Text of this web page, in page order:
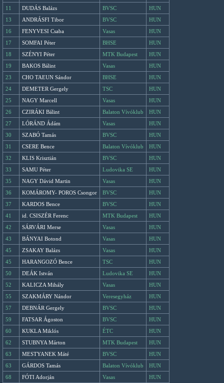
11
DUDÁS Balázs BVSC
HUN
13
ANDRÁSFI Tibor BVSC
HUN
16
FENYVESI Csaba Vasas
HUN
17
SOMFAI Péter BHSE
HUN
18
SZÉNYI Péter MTK Budapest
HUN
19
BAKOS Bálint Vasas
HUN
23
CHO TAEUN Sándor BHSE
HUN
24
DEMETER Gergely TSC
HUN
25
NAGY Marcell Vasas
HUN
26
CZIRÁKI Bálint Balaton Vívóklub
HUN
27
LÓRÁND Ádám Vasas
HUN
30
SZABÓ Tamás BVSC
HUN
31
CSERE Bence Balaton Vívóklub
HUN
32
KLIS Krisztián BVSC
HUN
33
SAMU Péter Ludovika SE
HUN
35
NAGY Dávid Martin Vasas
HUN
36
KOMÁROMY- POROS Csongor BVSC
HUN
37
KARDOS Bence BVSC
HUN
41
id. CSISZÉR Ferenc MTK Budapest
HUN
42
SÁRVÁRI Merse Vasas
HUN
43
BÁNYAI Botond Vasas
HUN
45
ZSAKAY Balázs Vasas
HUN
45
HARANGOZÓ Bence TSC
HUN
50
DEÁK István Ludovika SE
HUN
52
KALICZA Mihály Vasas
HUN
55
SZAKMÁRY Nándor Veresegyház
HUN
57
DEBNÁR Gergely BVSC
HUN
59
FATSAR Ágoston BVSC
HUN
60
KUKLA Miklós ÉTC
HUN
62
STUBNYA Márton MTK Budapest
HUN
63
MESTYANEK Máté BVSC
HUN
63
GÁRDOS Tamás Balaton Vívóklub
HUN
68
FÓTI Adorján Vasas HUN